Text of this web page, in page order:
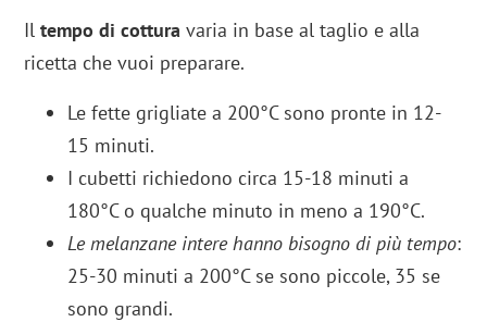
Iltempo di cottura varia in base al taglio e alla
ricetta che vuoi preparare.
Le fette grigliate a 200°C sono pronte in 12-
15 minuti.
I cubetti richiedono circa 15-18 minuti a
180°C o qualche minuto in meno a 190°C.
Le melanzane intere hanno bisogno di più tempo:
25-30 minuti a 200°C se sono piccole, 35 se
sono grandi.